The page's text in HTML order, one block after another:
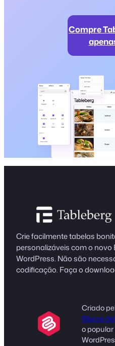
Compre
Crie facilmente tabelas
personalizáveis com o novo
WordPress. Não são
codificação. Faça o
Criado
Blocos
o